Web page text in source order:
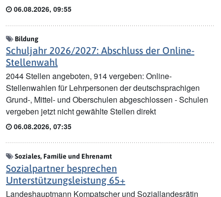
06.08.2026, 09:55
Bildung
Schuljahr 2026/2027: Abschluss der Online-
Stellenwahl
2044 Stellen angeboten, 914 vergeben: Online-
Stellenwahlen für Lehrpersonen der deutschsprachigen
Grund-, Mittel- und Oberschulen abgeschlossen - Schulen
vergeben jetzt nicht gewählte Stellen direkt
06.08.2026, 07:35
Soziales, Familie und Ehrenamt
Sozialpartner besprechen
Unterstützungsleistung 65+
Landeshauptmann Kompatscher und Soziallandesrätin